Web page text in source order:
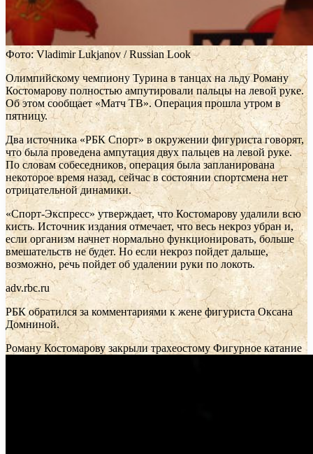
Фото: Vladimir Lukjanov / Russian Look
Олимпийскому чемпиону Турина в танцах на льду Роману
Костомарову полностью ампутировали пальцы на левой руке.
Об этом сообщает «Матч ТВ». Операция прошла утром в
пятницу.
Два источника «РБК Спорт» в окружении фигуриста говорят,
что была проведена ампутация двух пальцев на левой руке.
По словам собеседников, операция была запланирована
некоторое время назад, сейчас в состоянии спортсмена нет
отрицательной динамики.
«Спорт-Экспресс» утверждает, что Костомарову удалили всю
кисть. Источник издания отмечает, что весь некроз убран и,
если организм начнет нормально функционировать, больше
вмешательств не будет. Но если некроз пойдет дальше,
возможно, речь пойдет об удалении руки по локоть.
adv.rbc.ru
РБК обратился за комментариями к жене фигуриста Оксана
Домниной.
Роману Костомарову закрыли трахеостомуФигурное катание